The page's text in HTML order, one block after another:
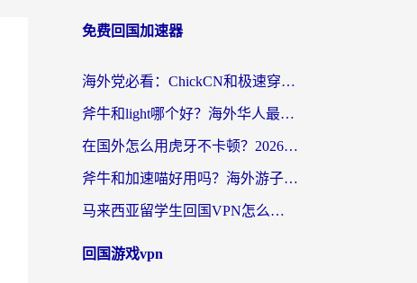
免费回国加速器
海外党必看：ChickCN和极速穿梭VPN好用吗？3招教你选对回国加速器无缝刷国内资源
斧牛和light哪个好？海外华人最关心的回国加速器选择难题，一篇讲透
在国外怎么用虎牙不卡顿？2026海外华人亲测有效的回国加速器选择指南
斧牛和加速喵好用吗？海外游子的真实选择困境
马来西亚留学生回国VPN怎么选？3个避坑点+1款实测好用的加速器推荐
回国游戏vpn